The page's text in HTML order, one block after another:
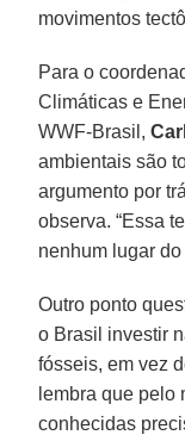
movimentos
Para o
Climáticas e
WWF-Brasil,
ambientais são
argumento por
observa. “Essa
nenhum lugar do
Outro ponto
o Brasil investir
fósseis, em vez
lembra que pelo
conhecidas